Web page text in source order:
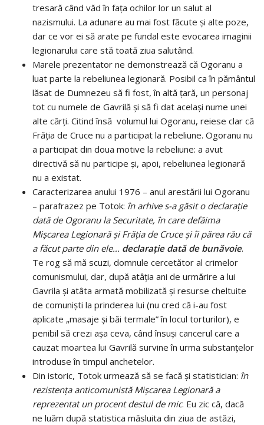
tresară când văd în fața ochilor lor un salut al
nazismului. La adunare au mai fost făcute și alte poze,
dar ce vor ei să arate pe fundal este evocarea imaginii
legionarului care stă toată ziua salutând.
Marele prezentator ne demonstrează că Ogoranu a
luat parte la rebeliunea legionară. Posibil ca în pământul
lăsat de Dumnezeu să fi fost, în altă țară, un personaj
tot cu numele de Gavrilă şi să fi dat același nume unei
alte cărți. Citind însă volumul lui Ogoranu, reiese clar că
Frăția de Cruce nu a participat la rebeliune. Ogoranu nu
a participat din doua motive la rebeliune: a avut
directivă să nu participe și, apoi, rebeliunea legionară
nu a existat.
Caracterizarea anului 1976 – anul arestării lui Ogoranu
– parafrazez pe Totok: în arhive s-a găsit o declarație
dată de Ogoranu la Securitate, în care defăima
Mișcarea Legionară și Frăția de Cruce și îi părea rău că
a făcut parte din ele… declarațiedată de bunăvoie.
Te rog să mă scuzi, domnule cercetător al crimelor
comunismului, dar, după atâția ani de urmărire a lui
Gavrila și atâta armată mobilizată și resurse cheltuite
de comuniști la prinderea lui (nu cred că i-au fost
aplicate „masaje și băi termale” în locul torturilor), e
penibil să crezi așa ceva, când însuși cancerul care a
cauzat moartea lui Gavrilă survine în urma substanțelor
introduse în timpul anchetelor.
Din istoric, Totok urmează să se facă și statistician: în
rezistența anticomunistă Mișcarea Legionară a
reprezentat un procent destul de mic. Eu zic că, dacă
ne luăm după statistica măsluita din ziua de astăzi,